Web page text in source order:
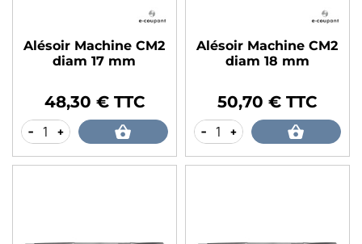
Alésoir Machine CM2
diam 17 mm
Prix48,30 € TTC
- +
Alésoir Machine CM2
diam 18 mm
Prix50,70 € TTC
- +